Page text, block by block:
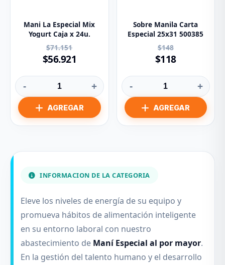
Mani La Especial Mix
Yogurt Caja x 24u.
$71.151
$56.921
- +
Sobre Manila Carta
Especial 25x31 500385
$148
$118
- +
INFORMACION DE LA CATEGORIA
Eleve los niveles de energía de su equipo y
promueva hábitos de alimentación inteligente
en su entorno laboral con nuestro
abastecimiento de Maní Especial al por mayor.
En la gestión del talento humano y el desarrollo